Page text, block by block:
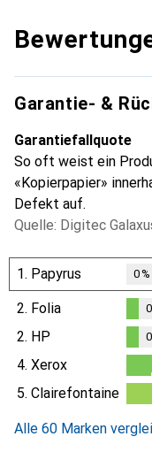
Garantie- &
Garantiefallquote
So oft weist ein
«Kopierpapier»
Defekt auf.
Quelle: Digitec
1. Papyrus 0%
2. Folia
%
2. HP
%
4. Xerox
0.2%
5. Clairefontaine
Alle 60 Marken